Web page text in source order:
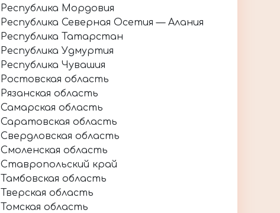
Республика Мордовия
Республика Северная Осетия — Алания
Республика Татарстан
Республика Удмуртия
Республика Чувашия
Ростовская область
Рязанская область
Самарская область
Саратовская область
Свердловская область
Смоленская область
Ставропольский край
Тамбовская область
Тверская область
Томская область